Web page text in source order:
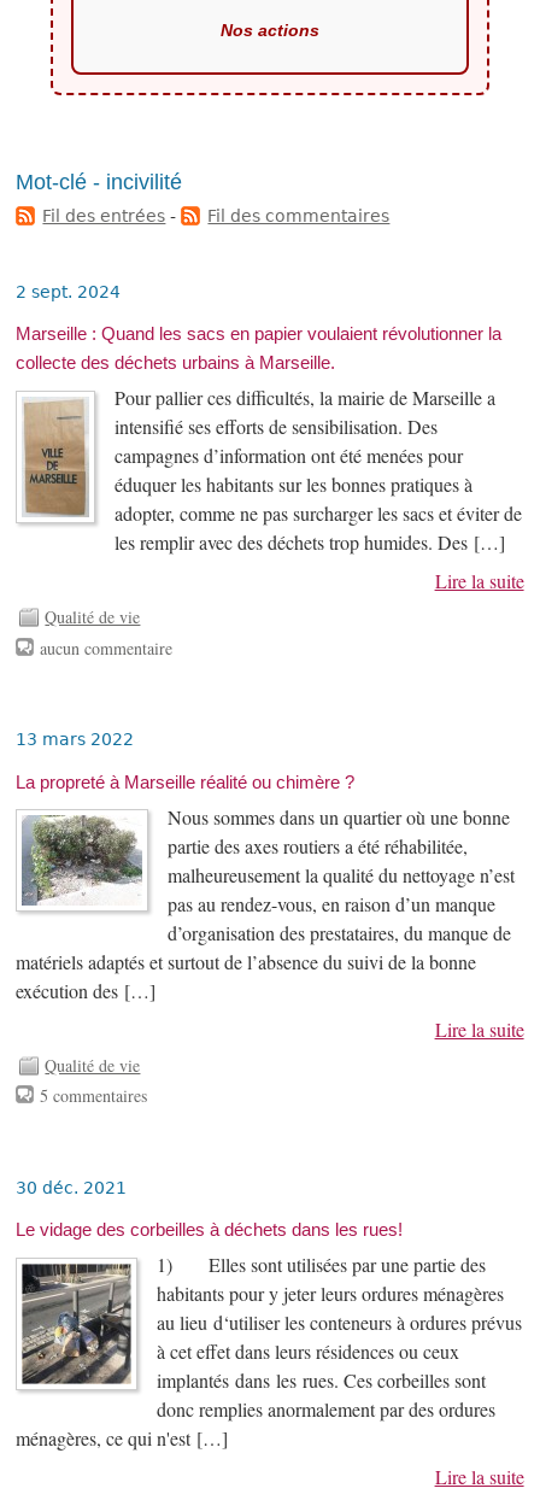
Nos actions
Mot-clé - incivilité
Fil des entrées - Fil des commentaires
2 sept. 2024
Marseille : Quand les sacs en papier voulaient révolutionner la
collecte des déchets urbains à Marseille.
Pour pallier ces difficultés, la mairie de Marseille a
intensifié ses efforts de sensibilisation. Des
campagnes d’information ont été menées pour
éduquer les habitants sur les bonnes pratiques à
adopter, comme ne pas surcharger les sacs et éviter de
les remplir avec des déchets trop humides. Des […]
Lire la suite
Qualité de vie
aucun commentaire
13 mars 2022
La propreté à Marseille réalité ou chimère ?
Nous sommes dans un quartier où une bonne
partie des axes routiers a été réhabilitée,
malheureusement la qualité du nettoyage n’est
pas au rendez-vous, en raison d’un manque
d’organisation des prestataires, du manque de
matériels adaptés et surtout de l’absence du suivi de la bonne
exécution des […]
Lire la suite
Qualité de vie
5 commentaires
30 déc. 2021
Le vidage des corbeilles à déchets dans les rues!
1) Elles sont utilisées par une partie des
habitants pour y jeter leurs ordures ménagères
au lieu d‘utiliser les conteneurs à ordures prévus
à cet effet dans leurs résidences ou ceux
implantés dans les rues. Ces corbeilles sont
donc remplies anormalement par des ordures
ménagères, ce qui n'est […]
Lire la suite